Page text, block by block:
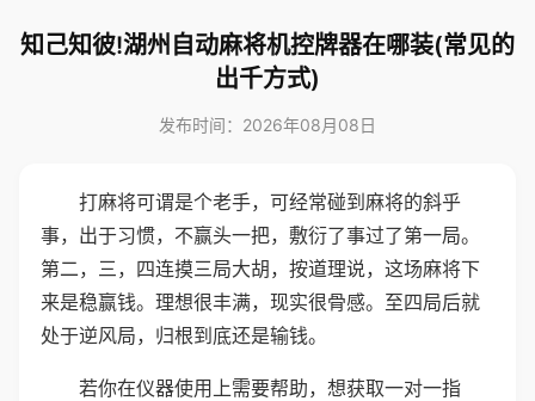
知己知彼!湖州自动麻将机控牌器在哪装(常见的
出千方式)
发布时间：2026年08月08日
打麻将可谓是个老手，可经常碰到麻将的斜乎
事，出于习惯，不赢头一把，敷衍了事过了第一局。
第二，三，四连摸三局大胡，按道理说，这场麻将下
来是稳赢钱。理想很丰满，现实很骨感。至四局后就
处于逆风局，归根到底还是输钱。
若你在仪器使用上需要帮助，想获取一对一指